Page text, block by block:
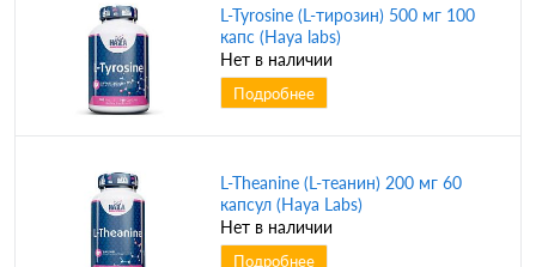
L-Tyrosine (L-тирозин) 500 мг 100
капс (Haya labs)
Нет в наличии
Подробнее
L-Theanine (L-теанин) 200 мг 60
капсул (Haya Labs)
Нет в наличии
Подробнее